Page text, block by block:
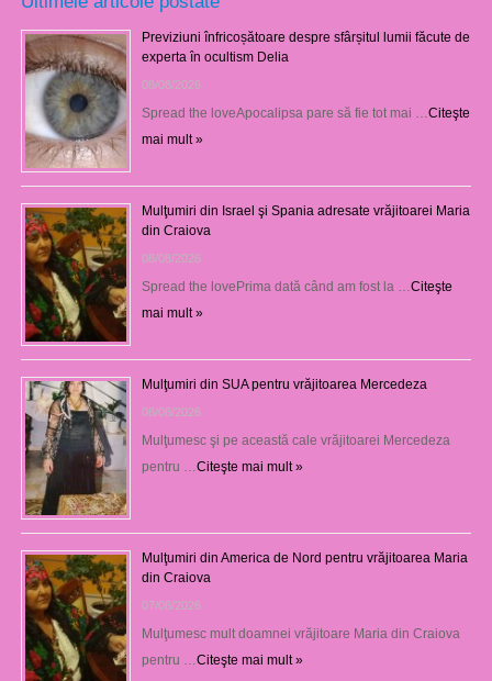
Previziuni înfricoșătoare despre sfârșitul lumii făcute de
experta în ocultism Delia
08/08/2026
Spread the loveApocalipsa pare să fie tot mai …Citeşte
mai mult »
Mulţumiri din Israel şi Spania adresate vrăjitoarei Maria
din Craiova
08/08/2026
Spread the lovePrima dată când am fost la …Citeşte
mai mult »
Mulţumiri din SUA pentru vrăjitoarea Mercedeza
08/08/2026
Mulţumesc şi pe această cale vrăjitoarei Mercedeza
pentru …Citeşte mai mult »
Mulţumiri din America de Nord pentru vrăjitoarea Maria
din Craiova
07/08/2026
Mulţumesc mult doamnei vrăjitoare Maria din Craiova
pentru …Citeşte mai mult »